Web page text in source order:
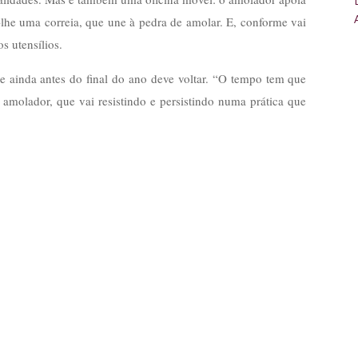
uma correia, que une à pedra de amolar. E, conforme vai
utensílios.
ainda antes do final do ano deve voltar. “O tempo tem que
que vai resistindo e persistindo numa prática que